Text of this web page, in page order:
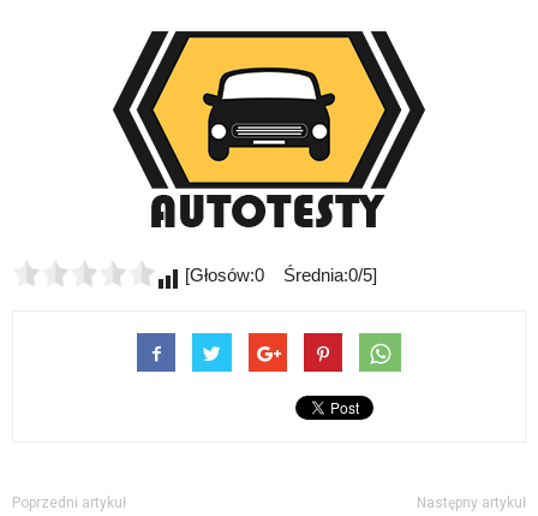
[Głosów:0 Średnia:0/5]
Poprzedni artykuł Następny artykuł